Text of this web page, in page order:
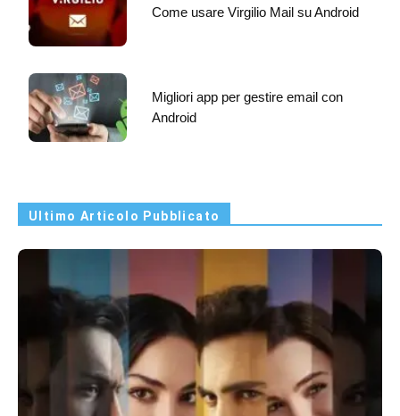
Come usare Virgilio Mail su Android
Migliori app per gestire email con
Android
Ultimo Articolo Pubblicato